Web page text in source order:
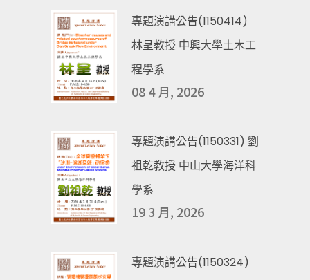
專題演講公告(1150414)
林呈教授 中興大學土木工
程學系
08 4 月, 2026
專題演講公告(1150331) 劉
祖乾教授 中山大學海洋科
學系
19 3 月, 2026
專題演講公告(1150324)